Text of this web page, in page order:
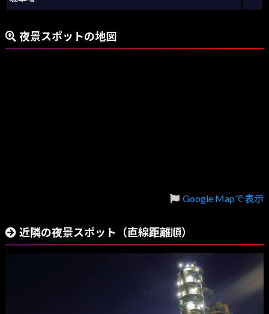
夜景スポットの地図
Google Mapで表示
近隣の夜景スポット（直線距離順）